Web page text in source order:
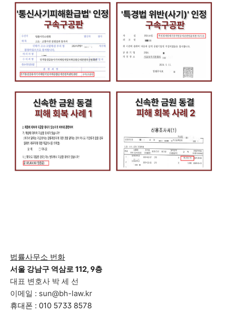
법률사무소 번화
서울 강남구 역삼로 112, 9층
대표 변호사 박 세 선
이메일 : sun@bh-law.kr
휴대폰 : 010 5733 8578